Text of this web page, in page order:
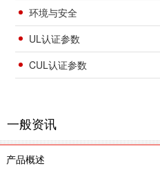
环境与安全
UL认证参数
CUL认证参数
一般资讯
产品概述